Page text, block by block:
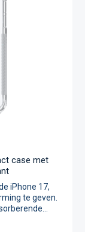
naar de
case met
iPhone 17,
te geven.